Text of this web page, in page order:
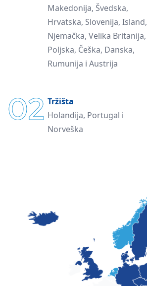
Makedonija, Švedska,
Hrvatska, Slovenija, Island,
Njemačka, Velika Britanija,
Poljska, Češka, Danska,
Rumunija i Austrija
02 Tržišta
Holandija, Portugal i
Norveška